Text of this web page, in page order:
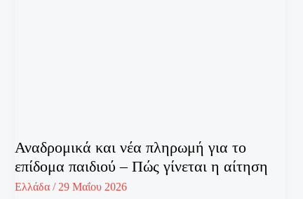
Αναδρομικά και νέα πληρωμή για το
επίδομα παιδιού – Πώς γίνεται η αίτηση
Ελλάδα/ 29 Μαΐου 2026